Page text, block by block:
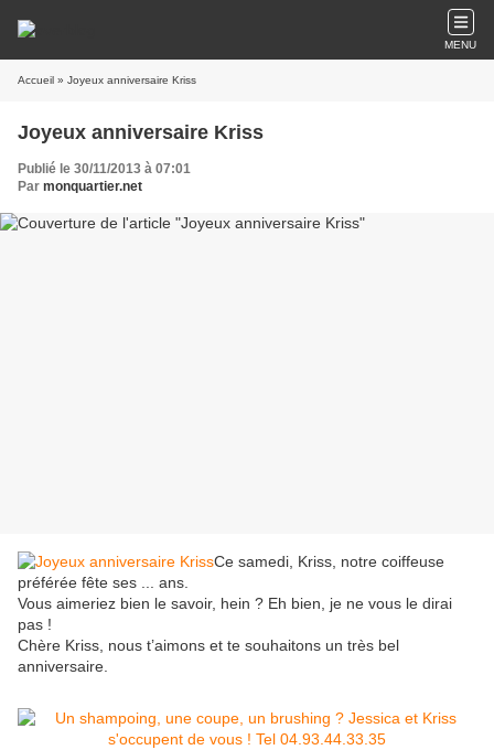
MENU
Accueil » Joyeux anniversaire Kriss
Joyeux anniversaire Kriss
Publié le 30/11/2013 à 07:01
Par monquartier.net
Ce samedi, Kriss, notre coiffeuse
préférée fête ses ... ans.
Vous aimeriez bien le savoir, hein ? Eh bien, je ne vous le dirai
pas !
Chère Kriss, nous t’aimons et te souhaitons un très bel
anniversaire.